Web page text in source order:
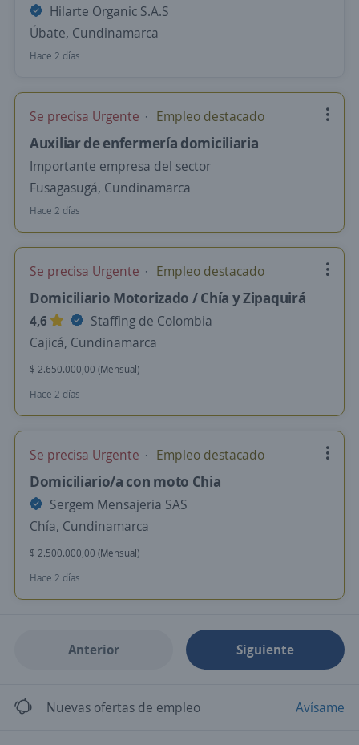
Hilarte Organic S.A.S
Úbate, Cundinamarca
Hace 2 días
Se precisa Urgente Empleo destacado
Auxiliar de enfermería domiciliaria
Importante empresa del sector
Fusagasugá, Cundinamarca
Hace 2 días
Se precisa Urgente Empleo destacado
Domiciliario Motorizado / Chía y Zipaquirá
4,6
Staffing de Colombia
Cajicá, Cundinamarca
$ 2.650.000,00 (Mensual)
Hace 2 días
Se precisa Urgente Empleo destacado
Domiciliario/a con moto Chia
Sergem Mensajeria SAS
Chía, Cundinamarca
$ 2.500.000,00 (Mensual)
Hace 2 días
Anterior Siguiente
Nuevas ofertas de empleo Avísame